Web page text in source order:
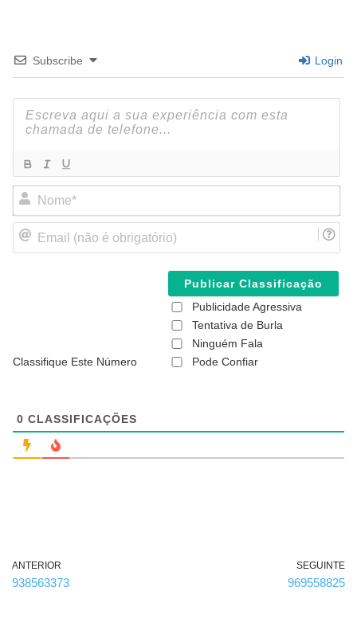
Subscribe Login
N
m
a
a
ó
Classifique Este Número
Publicidade Agressiva
Tentativa de Burla
Ninguém Fala
Pode Confiar
0 CLASSIFICAÇÕES
ANTERIOR
938563373
SEGUINTE
969558825